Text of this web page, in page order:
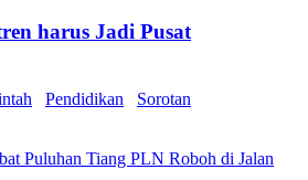
harus Jadi Pusat
Pendidikan
Sorotan